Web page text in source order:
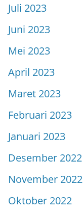
Juli 2023
Juni 2023
Mei 2023
April 2023
Maret 2023
Februari 2023
Januari 2023
Desember 2022
November 2022
Oktober 2022